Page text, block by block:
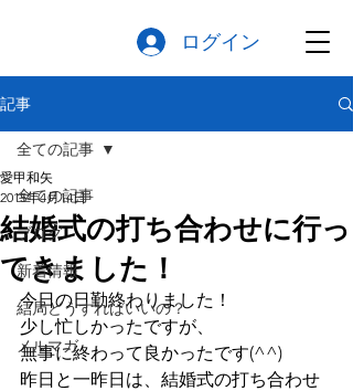
ログイン
記事
全ての記事
ブログ
新着情報
結局どうすればいいの？
メルマガ
全ての記事
結婚式の打ち合わせに行っ
てきました！
愛甲和矢
2015年4月14日
今日の日勤終わりました！
少し忙しかったですが、
無事に終わって良かったです(^^)
昨日と一昨日は、結婚式の打ち合わせ